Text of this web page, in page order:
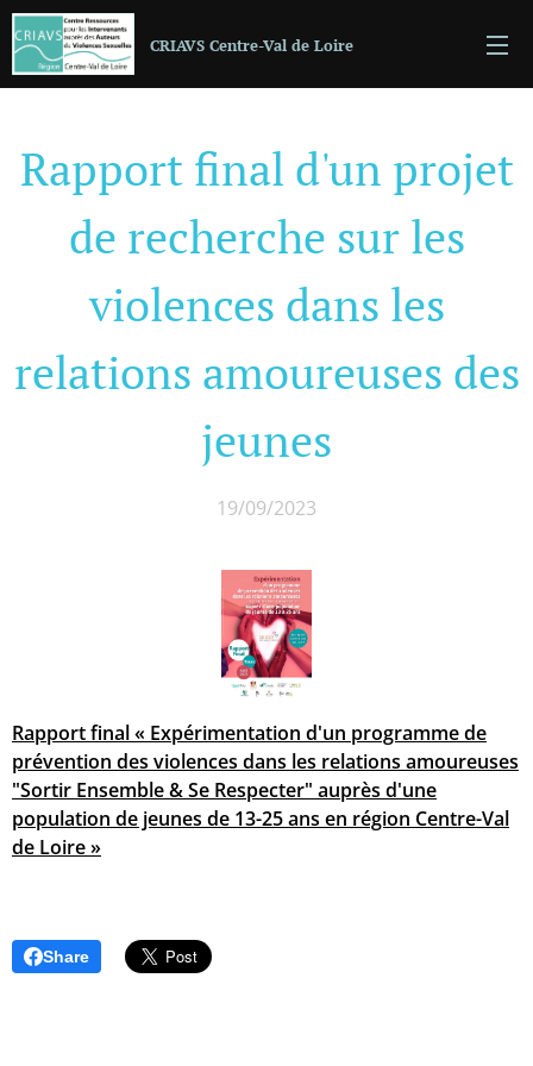
CRIAVS Centre-Val de Loire
Rapport final d'un projet
de recherche sur les
violences dans les
relations amoureuses des
jeunes
19/09/2023
Rapport final « Expérimentation d'un programme de
prévention des violences dans les relations amoureuses
"Sortir Ensemble & Se Respecter" auprès d'une
population de jeunes de 13-25 ans en région Centre-Val
de Loire »
Share